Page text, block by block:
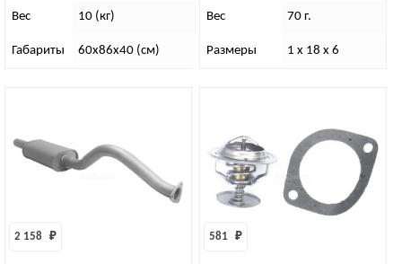
Вес 10 (кг)
Габариты 60х86х40 (см)
Вес 70 г.
Размеры 1 х 18 х 6
2 158 ₽ 581 ₽